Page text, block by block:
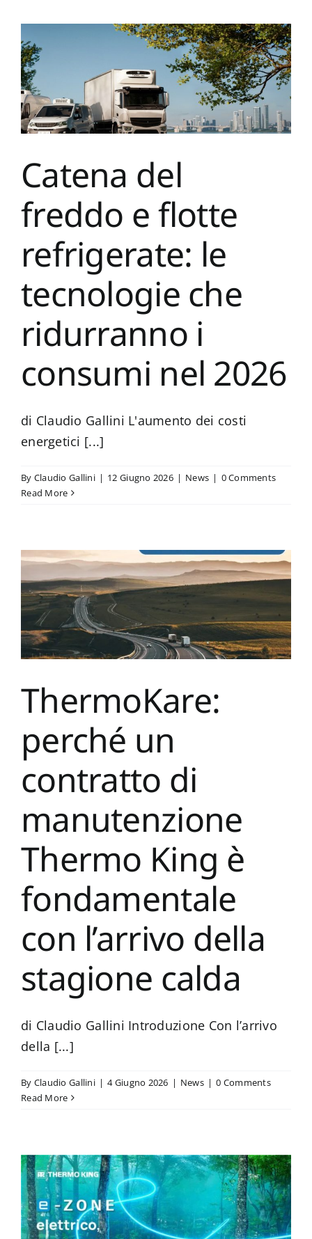
Catena del
freddo e flotte
refrigerate: le
tecnologie che
ridurranno i
consumi nel 2026
di Claudio Gallini L'aumento dei costi
energetici [...]
By Claudio Gallini | 12 Giugno 2026 | News | 0 Comments
Read More
ThermoKare:
perché un
contratto di
manutenzione
Thermo King è
fondamentale
con l’arrivo della
stagione calda
di Claudio Gallini Introduzione Con l’arrivo
della [...]
By Claudio Gallini | 4 Giugno 2026 | News | 0 Comments
Read More